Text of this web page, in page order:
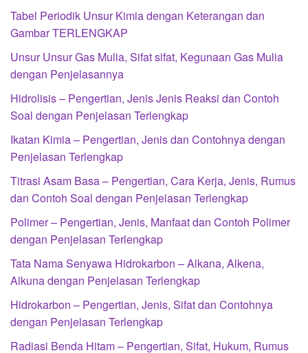
Tabel Periodik Unsur Kimia dengan Keterangan dan
Gambar TERLENGKAP
Unsur Unsur Gas Mulia, Sifat sifat, Kegunaan Gas Mulia
dengan Penjelasannya
Hidrolisis – Pengertian, Jenis Jenis Reaksi dan Contoh
Soal dengan Penjelasan Terlengkap
Ikatan Kimia – Pengertian, Jenis dan Contohnya dengan
Penjelasan Terlengkap
Titrasi Asam Basa – Pengertian, Cara Kerja, Jenis, Rumus
dan Contoh Soal dengan Penjelasan Terlengkap
Polimer – Pengertian, Jenis, Manfaat dan Contoh Polimer
dengan Penjelasan Terlengkap
Tata Nama Senyawa Hidrokarbon – Alkana, Alkena,
Alkuna dengan Penjelasan Terlengkap
Hidrokarbon – Pengertian, Jenis, Sifat dan Contohnya
dengan Penjelasan Terlengkap
Radiasi Benda Hitam – Pengertian, Sifat, Hukum, Rumus